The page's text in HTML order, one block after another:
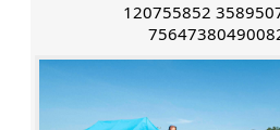
120755852